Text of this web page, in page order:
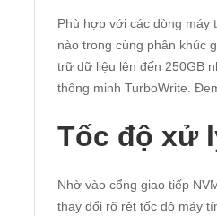
Phù hợp với các dòng máy
nào trong cùng phân khúc
trữ dữ liệu lên đến 250GB
thông minh TurboWrite.
Tốc độ xử
Nhờ vào cổng giao tiếp
thay đổi rõ rệt tốc độ máy